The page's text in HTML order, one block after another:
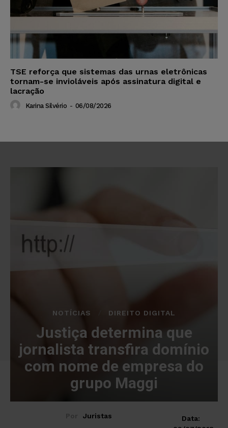
TSE reforça que sistemas das urnas eletrônicas
tornam-se invioláveis após assinatura digital e
lacração
Karina Silvério - 06/08/2026